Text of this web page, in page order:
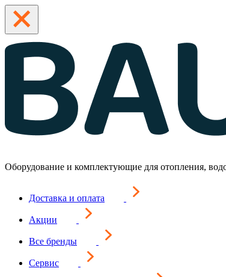
Оборудование и комплектующие для отопления,
Доставка и оплата
Акции
Все бренды
Сервис